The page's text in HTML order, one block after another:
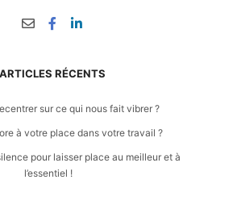
ARTICLES RÉCENTS
sur ce qui nous fait vibrer ?
à votre place dans votre travail ?
pour laisser place au meilleur et à
l’essentiel !